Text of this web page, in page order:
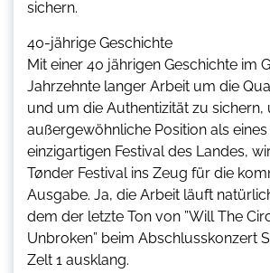
sichern.
40-jährige Geschichte
Mit einer 40 jährigen Geschichte im
Jahrzehnte langer Arbeit um die
und um die Authentizität zu sichern,
außergewöhnliche Position als
einzigartigen Festival des Landes,
Tønder Festival ins Zeug für die
Ausgabe. Ja, die Arbeit läuft
dem der letzte Ton von ”Will The
Unbroken” beim Abschlusskonzert
Zelt 1 ausklang.